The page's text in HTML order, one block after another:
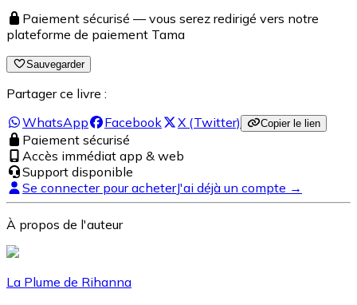
Paiement sécurisé — vous serez redirigé vers notre
plateforme de paiement Tama
Sauvegarder
Partager ce livre :
WhatsApp
Facebook X (Twitter) Copier le lien
Paiement sécurisé
Accès immédiat app & web
Support disponible
Se connecter pour acheterJ'ai déjà un compte →
À propos de l'auteur
La Plume de Rihanna